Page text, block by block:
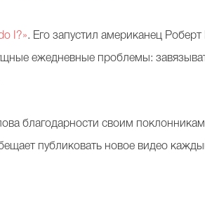
I?». Его запустил американец
ежедневные проблемы:
благодарности своим
публиковать новое видео